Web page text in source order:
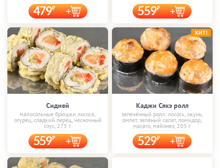
479 559
Сидней
малосольные брюшки лосося,
огурец, сладкий перец, чесночный
соус, 275 г.
559
Каджи Сякэ ролл
запечённый ролл: лосось, окунь,
омлет, зелёный салат, помидор,
масаго, майонез, 205 г.
529
ХИТ!